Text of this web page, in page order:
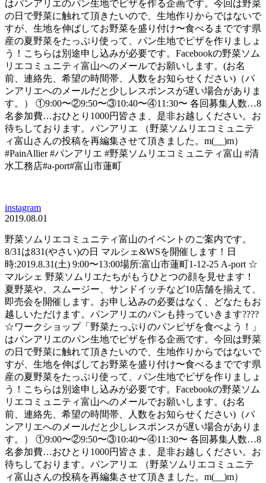
はパンアリエのパン生地でピザを作る企画です。今回は野菜
の日で野菜に触れて頂きたいので、生地作りからではないで
すが、生地を伸ばしてお野菜を盛り付け〜食べるまでです県
産の夏野菜をたっぷり使って、パン生地でピザを作りましょ
う！こちらは別途申し込みが必要です。Facebookの野菜ソム
リエコミュニティ富山へのメールでお願いします。(お名
前、連絡先、希望の時間帯、人数をお知らせください)（パ
ンアリエへのメールだと少しレスポンスが遅い場合がありま
す。） ①9:00〜②9:50〜③10:40〜④11:30〜 各回募集人数…8
名参加費…おひとり1000円皆さま、是非お越しください。お
待ちしております。パンアリエ （野菜ソムリエコミュニテ
ィ富山さんの投稿を再編集させて頂きました。m(__)m）
#PainAllier #パンアリエ #野菜ソムリエコミュニティ富山 #清
水工務店#a-port#富山市蓮町
instagram
2019.08.01
野菜ソムリエコミュニティ富山のイベントのご案内です。
8/31は831(やさい)の日 マルシェ&WSを開催します！日
時:2019.8.31(土) 9:00〜13:00場所:富山市蓮町1-12-25 A-port ☆
マルシェ 野菜ソムリエたちがもうひとつの顔を見せます！
夏野菜や、スムージー、サンドイッチなど10店舗を揃えて、
即売会を開催します。お申し込みの必要はなく、どなたもお
越しいただけます。パンアリエのパンも持っていきます????
☆ワークショップ「野菜たっぷりのパンピザを食べよう！」
はパンアリエのパン生地でピザを作る企画です。今回は野菜
の日で野菜に触れて頂きたいので、生地作りからではないで
すが、生地を伸ばしてお野菜を盛り付け〜食べるまでです県
産の夏野菜をたっぷり使って、パン生地でピザを作りましょ
う！こちらは別途申し込みが必要です。Facebookの野菜ソム
リエコミュニティ富山へのメールでお願いします。(お名
前、連絡先、希望の時間帯、人数をお知らせください)（パ
ンアリエへのメールだと少しレスポンスが遅い場合がありま
す。） ①9:00〜②9:50〜③10:40〜④11:30〜 各回募集人数…8
名参加費…おひとり1000円皆さま、是非お越しください。お
待ちしております。パンアリエ （野菜ソムリエコミュニテ
ィ富山さんの投稿を再編集させて頂きました。m(__)m）